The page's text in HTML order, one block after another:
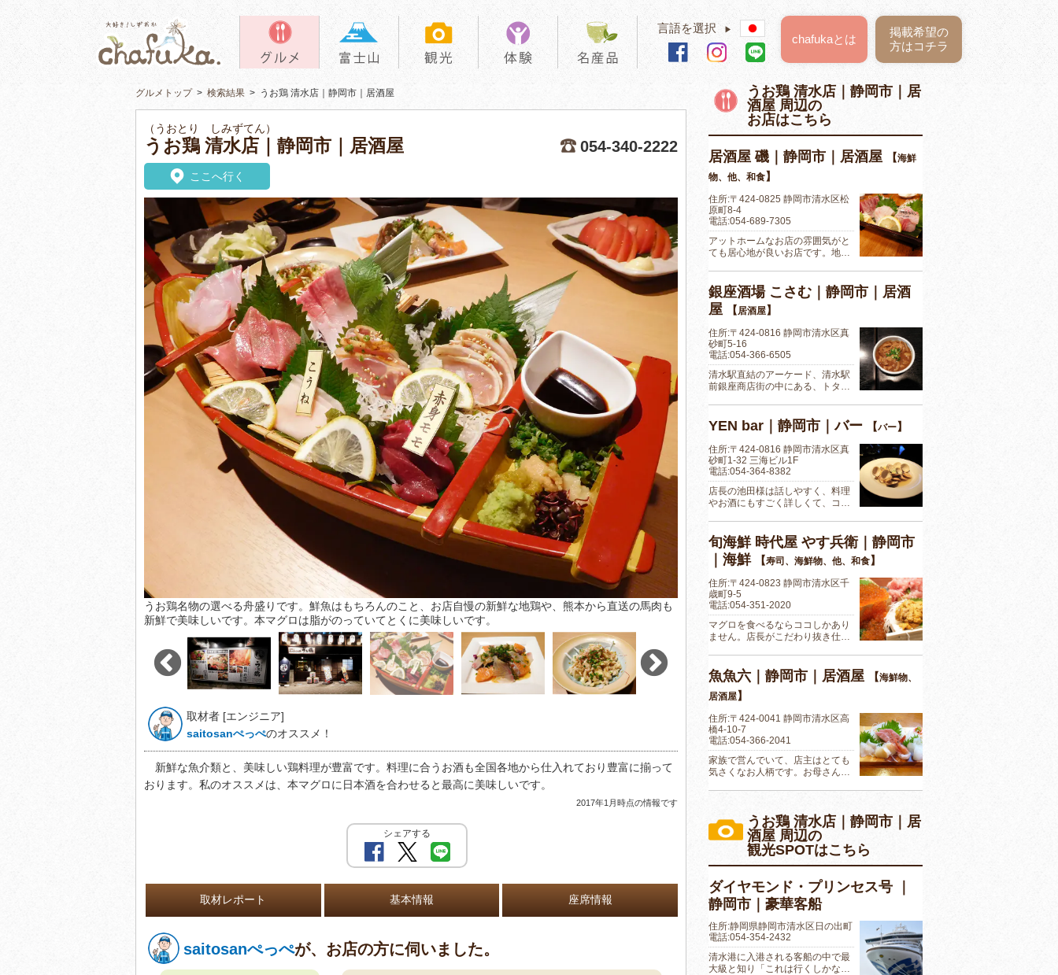
言語を選択 ▶
掲載希望の
方はコチラ
chafukaとは
グルメトップ> 検索結果 > うお鶏 清水店｜静岡市｜居酒屋
（うおとり しみずてん）
うお鶏 清水店｜静岡市｜居酒屋 054-340-2222
ここへ行く
うお鶏名物の選べる舟盛りです。鮮魚はもちろんのこと、お店自慢の新鮮な地鶏や、熊本から直送の馬肉も
新鮮で美味しいです。本マグロは脂がのっていてとくに美味しいです。
取材者 [エンジニア]
saitosanぺっぺのオススメ！
新鮮な魚介類と、美味しい鶏料理が豊富です。料理に合うお酒も全国各地から仕入れており豊富に揃って
おります。私のオススメは、本マグロに日本酒を合わせると最高に美味しいです。
2017年1月時点の情報です
シェアする
取材レポート 基本情報 座席情報
saitosanぺっぺが、お店の方に伺いました。
うお鶏 清水店｜静岡市｜居
酒屋 周辺の
お店はこちら
居酒屋 磯｜静岡市｜居酒屋 【海鮮
物、他、和食】
住所:〒424-0825 静岡市清水区松
原町8-4
電話:054-689-7305
アットホームなお店の雰囲気がと
ても居心地が良いお店です。地…
銀座酒場 こさむ｜静岡市｜居酒
屋
【居酒屋】
住所:〒424-0816 静岡市清水区真
砂町5-16
電話:054-366-6505
清水駅直結のアーケード、清水駅
前銀座商店街の中にある、トタ…
YEN bar｜静岡市｜バー 【バー】
住所:〒424-0816 静岡市清水区真
砂町1-32 三海ビル1F
電話:054-364-8382
店長の池田様は話しやすく、料理
やお酒にもすごく詳しくて、コ…
旬海鮮 時代屋 やす兵衛｜静岡市
｜海鮮
【寿司、海鮮物、他、和食】
住所:〒424-0823 静岡市清水区千
歳町9-5
電話:054-351-2020
マグロを食べるならココしかあり
ません。店長がこだわり抜き仕…
魚魚六｜静岡市｜居酒屋 【海鮮物、
居酒屋】
住所:〒424-0041 静岡市清水区高
橋4-10-7
電話:054-366-2041
家族で営んでいて、店主はとても
気さくなお人柄です。お母さん…
うお鶏 清水店｜静岡市｜居
酒屋 周辺の
観光SPOTはこちら
ダイヤモンド・プリンセス号 ｜
静岡市｜豪華客船
住所:静岡県静岡市清水区日の出町
電話:054-354-2432
清水港に入港される客船の中で最
大級と知り「これは行くしかな…